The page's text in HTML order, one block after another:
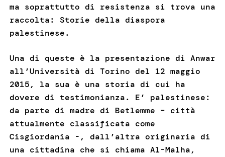
ma soprattutto di resistenza si trova una
raccolta: Storie della diaspora
palestinese.
Una di queste è la presentazione di Anwar
all’Università di Torino del 12 maggio
2015, la sua è una storia di cui ha
dovere di testimonianza. E’ palestinese:
da parte di madre di Betlemme – città
attualmente classificata come
Cisgiordania -, dall’altra originaria di
una cittadina che si chiama Al-Malha,